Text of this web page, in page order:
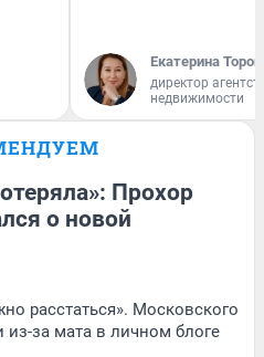
Екатерина
директор
недвижимости
Прохор
о новой
расстаться». Московского
из-за мата в личном блоге